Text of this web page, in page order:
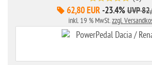
62,80 EUR -23.4% UVP
inkl. 19 % MwSt.zzgl.